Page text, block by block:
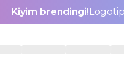
Kiyim brendingi!